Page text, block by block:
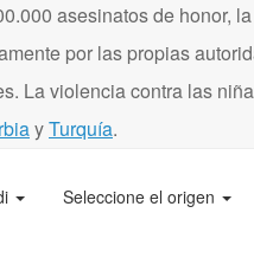
asesinatos de honor,
por las propias
La violencia contra las
yTurquía.